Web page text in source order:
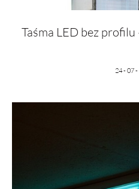
Taśma LED bez
24 - 07